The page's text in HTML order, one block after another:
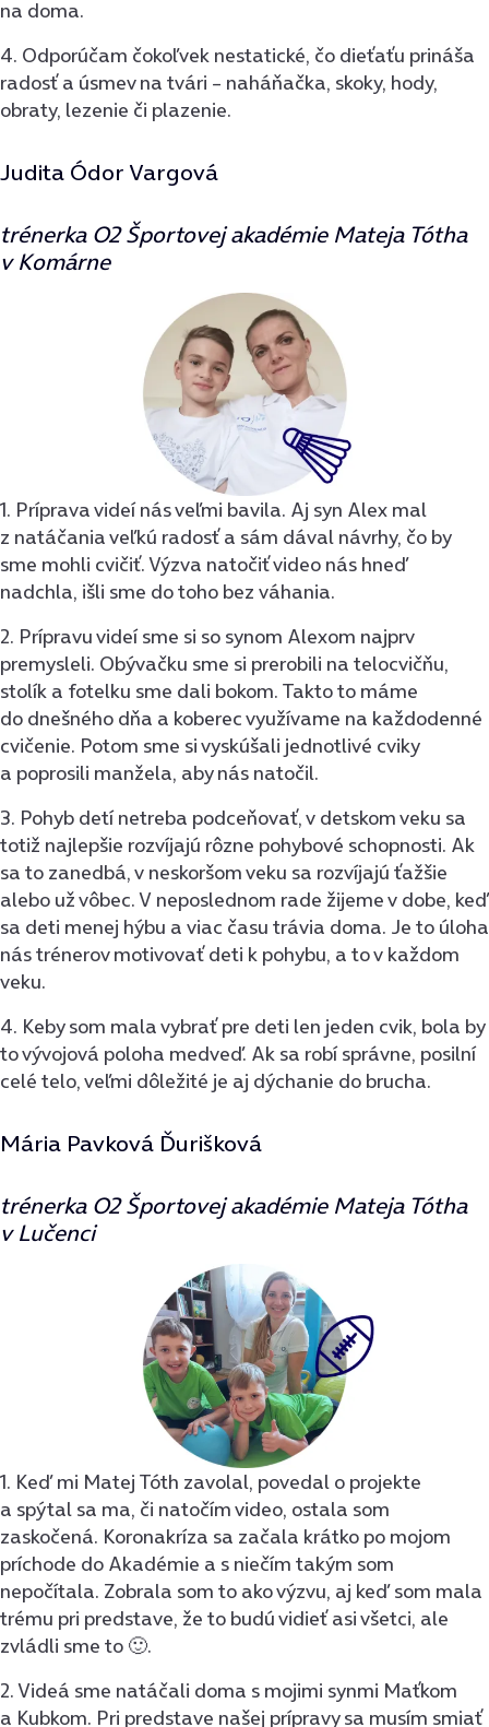
na doma.
4. Odporúčam čokoľvek nestatické, čo dieťaťu prináša
radosť a úsmev na tvári – naháňačka, skoky, hody,
obraty, lezenie či plazenie.
Judita Ódor Vargová
trénerka O2 Športovej akadémie Mateja Tótha
v Komárne
1. Príprava videí nás veľmi bavila. Aj syn Alex mal
z natáčania veľkú radosť a sám dával návrhy, čo by
sme mohli cvičiť. Výzva natočiť video nás hneď
nadchla, išli sme do toho bez váhania.
2. Prípravu videí sme si so synom Alexom najprv
premysleli. Obývačku sme si prerobili na telocvičňu,
stolík a fotelku sme dali bokom. Takto to máme
do dnešného dňa a koberec využívame na každodenné
cvičenie. Potom sme si vyskúšali jednotlivé cviky
a poprosili manžela, aby nás natočil.
3. Pohyb detí netreba podceňovať, v detskom veku sa
totiž najlepšie rozvíjajú rôzne pohybové schopnosti. Ak
sa to zanedbá, v neskoršom veku sa rozvíjajú ťažšie
alebo už vôbec. V neposlednom rade žijeme v dobe, keď
sa deti menej hýbu a viac času trávia doma. Je to úloha
nás trénerov motivovať deti k pohybu, a to v každom
veku.
4. Keby som mala vybrať pre deti len jeden cvik, bola by
to vývojová poloha medveď. Ak sa robí správne, posilní
celé telo, veľmi dôležité je aj dýchanie do brucha.
Mária Pavková Ďurišková
trénerka O2 Športovej akadémie Mateja Tótha
v Lučenci
1. Keď mi Matej Tóth zavolal, povedal o projekte
a spýtal sa ma, či natočím video, ostala som
zaskočená. Koronakríza sa začala krátko po mojom
príchode do Akadémie a s niečím takým som
nepočítala. Zobrala som to ako výzvu, aj keď som mala
trému pri predstave, že to budú vidieť asi všetci, ale
zvládli sme to 🙂.
2. Videá sme natáčali doma s mojimi synmi Maťkom
a Kubkom. Pri predstave našej prípravy sa musím smiať